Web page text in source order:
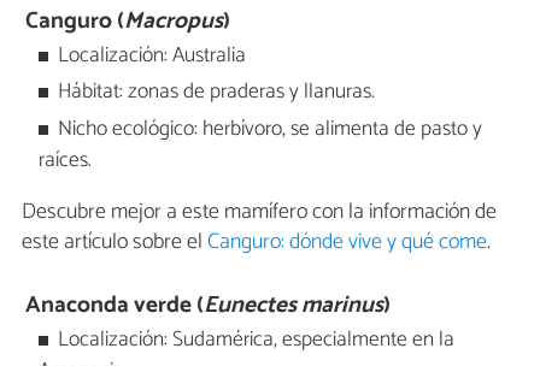
Canguro (Macropus)
Localización: Australia
Hábitat: zonas de praderas y llanuras.
Nicho ecológico: herbívoro, se alimenta de pasto y
raíces.
Descubre mejor a este mamífero con la información de
este artículo sobre elCanguro: dónde vive y qué come.
Anaconda verde (Eunectes marinus)
Localización: Sudamérica, especialmente en la